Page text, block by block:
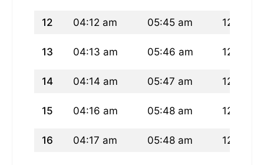
12 04:12 am 05:45 am 12:32
13 04:13 am 05:46 am 12:31 pm
14 04:14 am 05:47 am 12:31 pm
15 04:16 am 05:48 am 12:31 pm
16 04:17 am 05:48 am 12:31 pm